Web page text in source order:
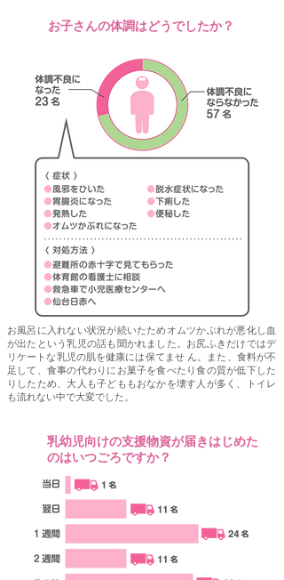
お子さんの体調はどうでしたか？
お風呂に入れない状況が続いたためオムツかぶれが悪化し血
が出たという乳児の話も聞かれました。お尻ふきだけではデ
リケートな乳児の肌を健康には保てませ ん。また、食料が不
足して、食事の代わりにお菓子を食べたり食の質が低下した
りしたため、大人も子どももおなかを壊す人が多く、トイレ
も流れない中で大変でした。
乳幼児向けの支援物資が届きはじめた
のはいつごろですか？